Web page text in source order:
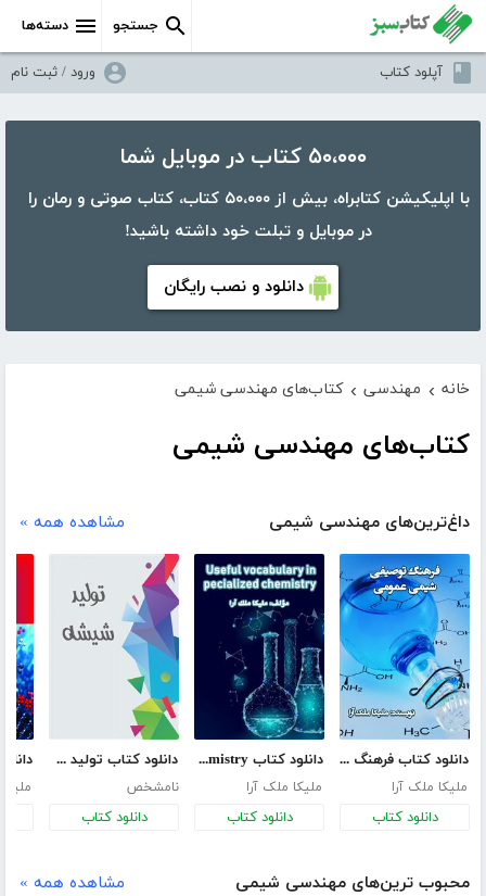
دسته‌ها جستجو
آپلود کتاب ورود / ثبت نام
۵۰،۰۰۰ کتاب در موبایل شما
با اپلیکیشن کتابراه، بیش از ۵۰،۰۰۰ کتاب، کتاب صوتی و رمان را
در موبایل و تبلت خود داشته باشید!
دانلود و نصب رایگان
خانه › مهندسی › کتاب‌های مهندسی شیمی
کتاب‌های مهندسی شیمی
داغ‌ترین‌های مهندسی شیمی مشاهده همه »
دانلود کتاب فرهنگ توصیفی شیمی عمومی
ملیکا ملک آرا
دانلود کتاب
دانلود کتاب Useful vocabulary in specialized chemistry
ملیکا ملک آرا
دانلود کتاب
دانلود کتاب تولید شیشه
نامشخص
دانلود کتاب
محبوب ترین‌های مهندسی شیمی مشاهده همه »